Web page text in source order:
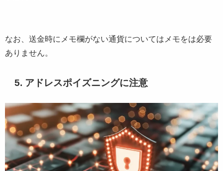
なお、送金時にメモ欄がない通貨についてはメモをは必要
ありません。
5. アドレスポイズニングに注意